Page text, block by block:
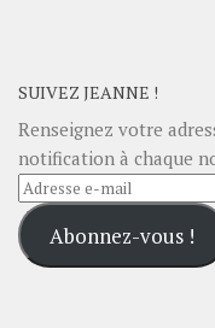
SUIVEZ JEANNE !
Renseignez votre
notification à chaque
Adresse
e-
mailAbonnez-vous !